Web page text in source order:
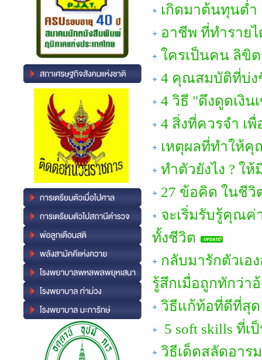
เกิดมาต้นทุนต่ำ
อาชีพ ที่ทำราย
ใครเป็นคน ลิขิ
4 คุณสมบัติที่บ่
4 วิธี "ดึงดูดเงิ
4 สิ่งที่ควรจำ เ
เหตุผลที่ทำให้
ทำตัวยังไง ? ให้
27 ข้อคิด ในชีวิ
จะเริ่มรับรู้คุณค่
ทั้งชีวิต
กลับมารักตัวเอ
รู้สึกเมื่อถูกทักว่า
วิธีแก้ท้อที่ดีที่สุด
5 soft skills ที่
วิธีเด็ดสลัดอาร